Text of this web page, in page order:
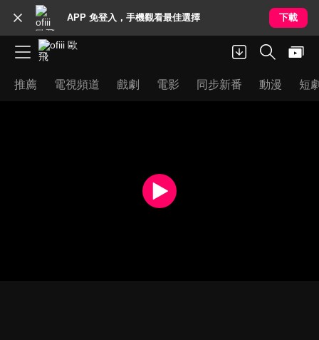
APP 免登入，手機觀看最佳選擇 下載
推薦 電視頻道 戲劇 電影 同步新番 動漫 短